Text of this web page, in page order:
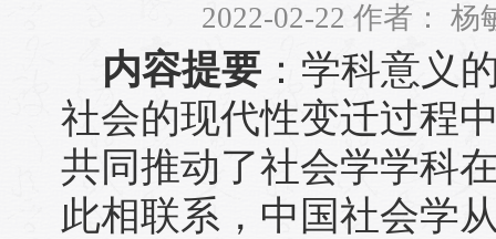
2022-02-22 作者： 杨
内容提要 ：学科意义
社会的现代性变迁过程
共同推动了社会学学科
此相联系，中国社会学